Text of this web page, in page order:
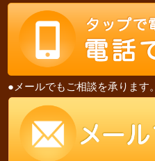
●メールでもご相談を承ります。